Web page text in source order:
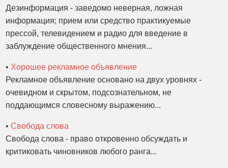
Дезинформация - заведомо неверная, ложная
информация; прием или средство практикуемые
прессой, телевидением и радио для введение в
заблуждение общественного мнения...
• Хорошее рекламное объявление
Рекламное объявление основано на двух уровнях -
очевидном и скрытом, подсознательном, не
поддающимся словесному выражению...
•Свобода слова
Свобода слова - право откровенно обсуждать и
критиковать чиновников любого ранга...